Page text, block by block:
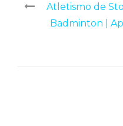
Atletismo de
Badminton |